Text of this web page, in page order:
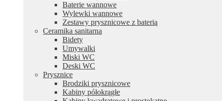
Baterie wannowe
Wylewki wannowe
Zestawy prysznicowe z baterią
Ceramika sanitarna
Bidety
Umywalki
Miski WC
Deski WC
Prysznice
Brodziki prysznicowe
Kabiny półokrągłe